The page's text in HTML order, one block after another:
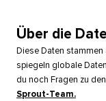
Über die
Diese Daten
spiegeln globale
du noch Fragen zu
Sprout-Team.​​